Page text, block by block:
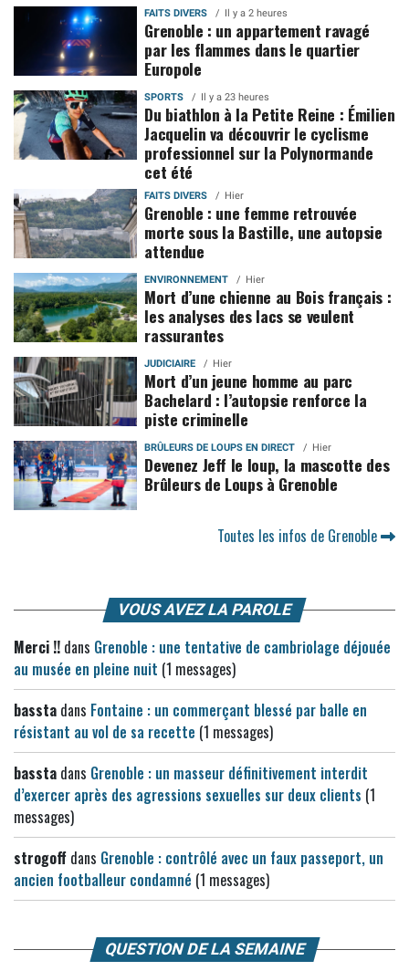
FAITS DIVERS Il y a 2 heures
Grenoble : un appartement ravagé
par les flammes dans le quartier
Europole
SPORTS Il y a 23 heures
Du biathlon à la Petite Reine : Émilien
Jacquelin va découvrir le cyclisme
professionnel sur la Polynormande
cet été
FAITS DIVERS Hier
Grenoble : une femme retrouvée
morte sous la Bastille, une autopsie
attendue
ENVIRONNEMENT Hier
Mort d’une chienne au Bois français :
les analyses des lacs se veulent
rassurantes
JUDICIAIRE Hier
Mort d’un jeune homme au parc
Bachelard : l’autopsie renforce la
piste criminelle
BRÛLEURS DE LOUPS EN DIRECT Hier
Devenez Jeff le loup, la mascotte des
Brûleurs de Loups à Grenoble
Toutes les infos de Grenoble
VOUS AVEZ LA PAROLE
Merci !! dans Grenoble : une tentative de cambriolage déjouée
au musée en pleine nuit (1 messages)
bassta dans Fontaine : un commerçant blessé par balle en
résistant au vol de sa recette (1 messages)
bassta dans Grenoble : un masseur définitivement interdit
d’exercer après des agressions sexuelles sur deux clients (1
messages)
strogoff dans Grenoble : contrôlé avec un faux passeport, un
ancien footballeur condamné (1 messages)
QUESTION DE LA SEMAINE